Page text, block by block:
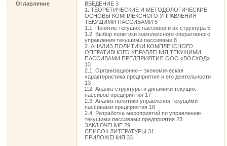
Оглавление
ВВЕДЕНИЕ 3
1. ТЕОРЕТИЧЕСКИЕ И МЕТОДОЛОГИЧЕСКИЕ
ОСНОВЫ КОМПЛЕКСНОГО УПРАВЛЕНИЯ
ТЕКУЩИМИ ПАССИВАМИ 5
1.1. Понятие текущих пассивов и их структура 5
1.2. Выбор политики комплексного оперативного
управления текущими пассивами 8
2. АНАЛИЗ ПОЛИТИКИ КОМПЛЕКСНОГО
ОПЕРАТИВНОГО УПРАВЛЕНИЯ ТЕКУЩИМИ
ПАССИВАМИ ПРЕДПРИЯТИЯ ООО «ВОСХОД»
13
2.1. Организационно – экономическая
характеристика предприятия и его деятельности
13
2.2. Анализ структуры и динамики текущих
пассивов предприятия 17
2.3. Анализ политики управления текущими
пассивами предприятия 18
2.4. Разработка мероприятий по управлению
текущими пассивами предприятия 23
ЗАКЛЮЧЕНИЕ 29
СПИСОК ЛИТЕРАТУРЫ 31
ПРИЛОЖЕНИЯ 33